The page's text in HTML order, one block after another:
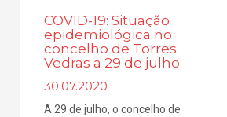
COVID-19: Situação
epidemiológica no
concelho de Torres
Vedras a 29 de julho
30.07.2020
A 29 de julho, o concelho de